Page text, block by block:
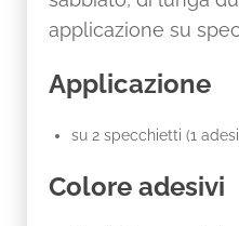
applicazione su
Applicazione
su 2 specchietti (1
Colore adesivi